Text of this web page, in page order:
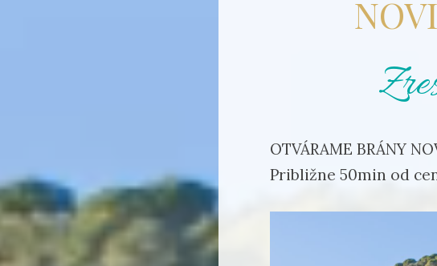
OTVÁRAME BRÁNY
Približne 50min od